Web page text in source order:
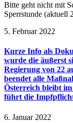
Bitte geht nicht mit
Sperrstunde (aktuell
5. Februar 2022
Kurze Info als
wurde die äußerst
Regierung von 22
beendet alle
Österreich bleibt
führt die
6. Januar 2022